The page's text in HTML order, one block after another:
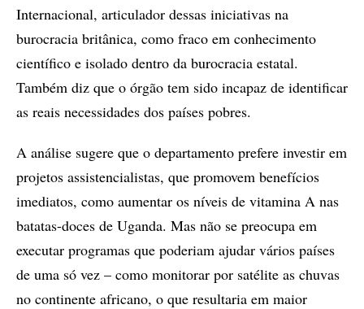
Internacional, articulador dessas iniciativas na
burocracia britânica, como fraco em conhecimento
científico e isolado dentro da burocracia estatal.
Também diz que o órgão tem sido incapaz de identificar
as reais necessidades dos países pobres.
A análise sugere que o departamento prefere investir em
projetos assistencialistas, que promovem benefícios
imediatos, como aumentar os níveis de vitamina A nas
batatas-doces de Uganda. Mas não se preocupa em
executar programas que poderiam ajudar vários países
de uma só vez – como monitorar por satélite as chuvas
no continente africano, o que resultaria em maior